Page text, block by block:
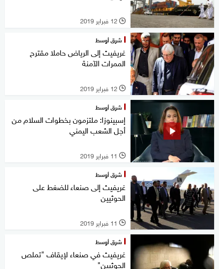
l 12 فبراير 2019
شرق أوسط
غريفيث إلى الرياض حاملا مقترح
الممرات الآمنة
l 12 فبراير 2019
شرق أوسط
إسبينوزا: ملتزمون بخطوات السلام من
أجل الشعب اليمني
l 11 فبراير 2019
شرق أوسط
غريفيث إلى صنعاء للضغط على
الحوثيين
l 11 فبراير 2019
شرق أوسط
غريفيث في صنعاء لإيقاف "تملص
الحوثيين"